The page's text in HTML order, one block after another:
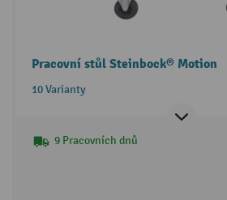
Pracovní stůl Steinbock® Motion
10 Varianty
9 Pracovních dnů